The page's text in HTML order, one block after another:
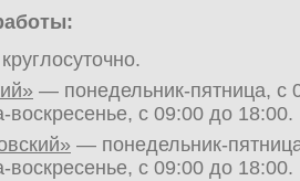
— понедельник-пятница, с
воскресенье, с 09:00 до 18:00.
— понедельник-
воскресенье, с 09:00 до 18:00.